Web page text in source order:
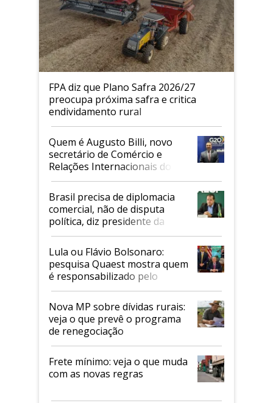
FPA diz que Plano Safra 2026/27
preocupa próxima safra e critica
endividamento rural
Quem é Augusto Billi, novo
secretário de Comércio e
Relações Internacionais do
Mapa
Brasil precisa de diplomacia
comercial, não de disputa
política, diz presidente da
Faesp
Lula ou Flávio Bolsonaro:
pesquisa Quaest mostra quem
é responsabilizado pelo
tarifaço dos EUA
Nova MP sobre dívidas rurais:
veja o que prevê o programa
de renegociação
Frete mínimo: veja o que muda
com as novas regras